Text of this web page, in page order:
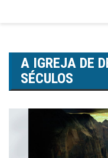
A IGREJA DE
SÉCULOS